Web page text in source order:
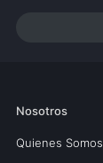
Nosotros
Quienes Somos